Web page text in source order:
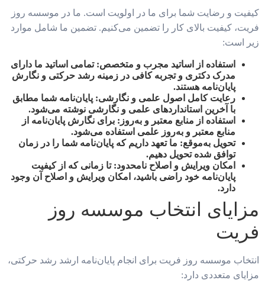
کیفیت و رضایت شما برای ما در اولویت است. ما در موسسه روز
فریت، کیفیت بالای کار را تضمین می‌کنیم. تضمین ما شامل موارد
زیر است:
استفاده از اساتید مجرب و متخصص: تمامی اساتید ما دارای
مدرک دکتری و تجربه کافی در زمینه رشد حرکتی و نگارش
پایان‌نامه هستند.
رعایت کامل اصول علمی و نگارشی: پایان‌نامه شما مطابق
با آخرین استانداردهای علمی و نگارشی نوشته می‌شود.
استفاده از منابع معتبر و به‌روز: برای نگارش پایان‌نامه از
منابع معتبر و به‌روز علمی استفاده می‌شود.
تحویل به‌موقع: ما تعهد داریم که پایان‌نامه شما را در زمان
توافق شده تحویل دهیم.
امکان ویرایش و اصلاح نامحدود: تا زمانی که از کیفیت
پایان‌نامه خود راضی باشید، امکان ویرایش و اصلاح آن وجود
دارد.
مزایای انتخاب موسسه روز
فریت
انتخاب موسسه روز فریت برای انجام پایان‌نامه ارشد رشد حرکتی،
مزایای متعددی دارد: